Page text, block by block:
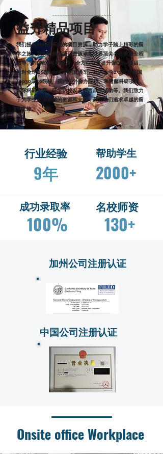
行业经验
9年
帮助学生
2000+
成功录取率
100%
​名校师资
130+
益升精品项目
我们提供独特而高端的项目资源，助力学子踏上精彩的留
学之旅。我们的精品项目资源涵盖世界顶尖名校教授全程
辅导、VIP精准签约录取、全方位背景提升保Offer项目、
针对全球QS前100大学的直通车、社区大学2+2直升美国
Top30或50院校、国内中外合办院校、常青藤科研项目、
国际科研竞赛、研学访校以及语言成绩辅助等。我们致力
于为学生提供卓越的资源和支持，开启他们追求卓越的留
学之旅。
加州公司注册认证
中国公司注册认证
Onsite office Workplace